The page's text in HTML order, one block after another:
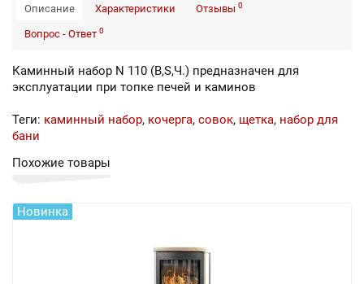
Описание Характеристики Отзывы 0
Вопрос - Ответ 0
Каминный набор N 110 (B,S,Ч.) предназначен для
эксплуатации при топке печей и каминов
Теги: каминный набор, кочерга, совок, щетка, набор для
бани
Похожие товары
Новинка